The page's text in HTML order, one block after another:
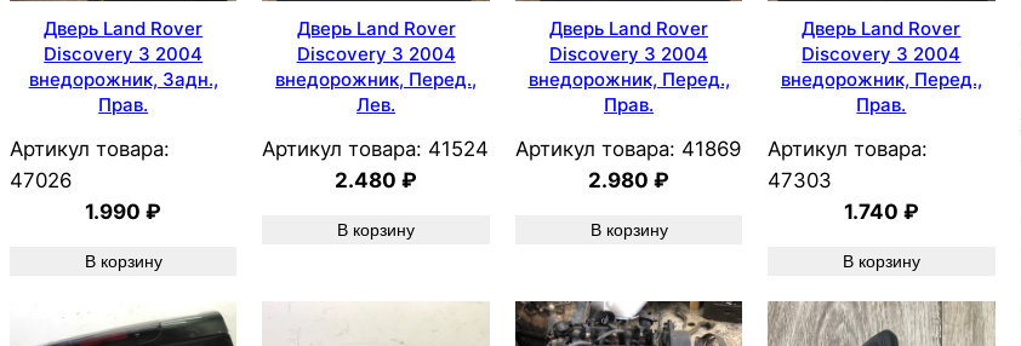
Дверь Land Rover
Discovery 3 2004
внедорожник, Задн.,
Прав.
Артикул товара:
47026
1.990₽
В корзину
Дверь Land Rover
Discovery 3 2004
внедорожник, Перед.,
Лев.
Артикул товара: 41524
2.480₽
В корзину
Дверь Land Rover
Discovery 3 2004
внедорожник, Перед.,
Прав.
Артикул товара: 41869
2.980₽
В корзину
Дверь Land Rover
Discovery 3 2004
внедорожник, Перед.,
Прав.
Артикул товара:
47303
1.740 ₽
В корзину